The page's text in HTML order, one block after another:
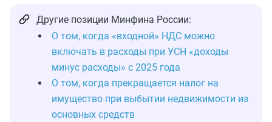
Другие позиции Минфина России:
О том, когда «входной» НДС можно
включать в расходы при УСН «доходы
минус расходы» с 2025 года
О том, когда прекращается налог на
имущество при выбытии недвижимости из
основных средств